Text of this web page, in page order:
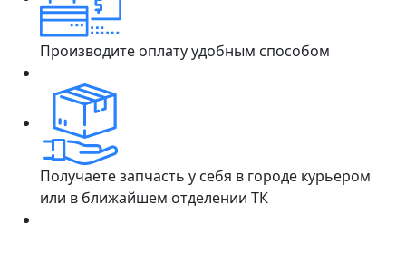
Производите оплату удобным способом
Получаете запчасть у себя в городе курьером
или в ближайшем отделении ТК